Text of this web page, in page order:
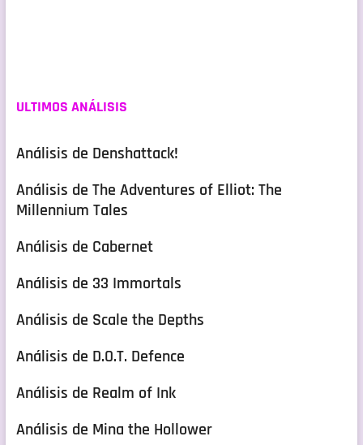
ULTIMOS ANÁLISIS
Análisis de Denshattack!
Análisis de The Adventures of Elliot: The
Millennium Tales
Análisis de Cabernet
Análisis de 33 Immortals
Análisis de Scale the Depths
Análisis de D.O.T. Defence
Análisis de Realm of Ink
Análisis de Mina the Hollower